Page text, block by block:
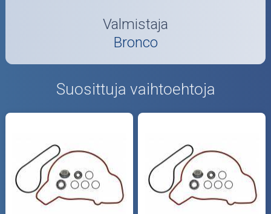
Valmistaja
Bronco
Suosittuja vaihtoehtoja